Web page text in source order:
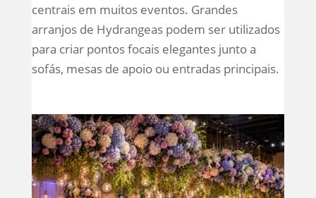
centrais em muitos eventos. Grandes
arranjos de Hydrangeas podem ser utilizados
para criar pontos focais elegantes junto a
sofás, mesas de apoio ou entradas principais.